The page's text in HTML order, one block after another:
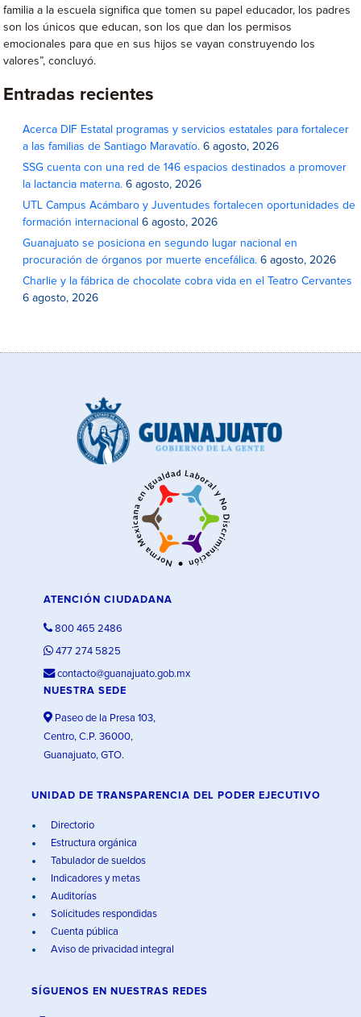
familia a la escuela significa que tomen su papel educador, los padres
son los únicos que educan, son los que dan los permisos
emocionales para que en sus hijos se vayan construyendo los
valores”, concluyó.
Entradas recientes
Acerca DIF Estatal programas y servicios estatales para fortalecer
a las familias de Santiago Maravatío. 6 agosto, 2026
SSG cuenta con una red de 146 espacios destinados a promover
la lactancia materna. 6 agosto, 2026
UTL Campus Acámbaro y Juventudes fortalecen oportunidades de
formación internacional 6 agosto, 2026
Guanajuato se posiciona en segundo lugar nacional en
procuración de órganos por muerte encefálica. 6 agosto, 2026
Charlie y la fábrica de chocolate cobra vida en el Teatro Cervantes
6 agosto, 2026
ATENCIÓN CIUDADANA
800 465 2486
477 274 5825
contacto@guanajuato.gob.mx
NUESTRA SEDE
Paseo de la Presa 103,
Centro, C.P. 36000,
Guanajuato, GTO.
UNIDAD DE TRANSPARENCIA DEL PODER EJECUTIVO
Directorio
Estructura orgánica
Tabulador de sueldos
Indicadores y metas
Auditorías
Solicitudes respondidas
Cuenta pública
Aviso de privacidad integral
SÍGUENOS EN NUESTRAS REDES